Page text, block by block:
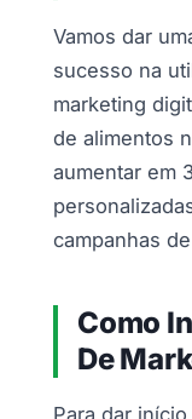
Vamos dar
sucesso na
marketing
de alimentos
aumentar em
campanhas
Como
De
Para dar